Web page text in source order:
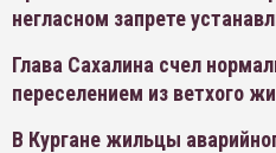
негласном запрете
Глава Сахалина счел
переселением из ветхого
В Кургане жильцы